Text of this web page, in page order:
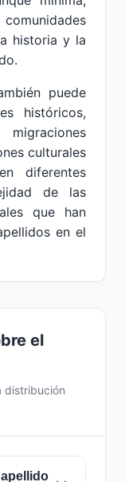
historia y la
puede
históricos,
culturales
diferentes
de las
que han
en el
el
distribución